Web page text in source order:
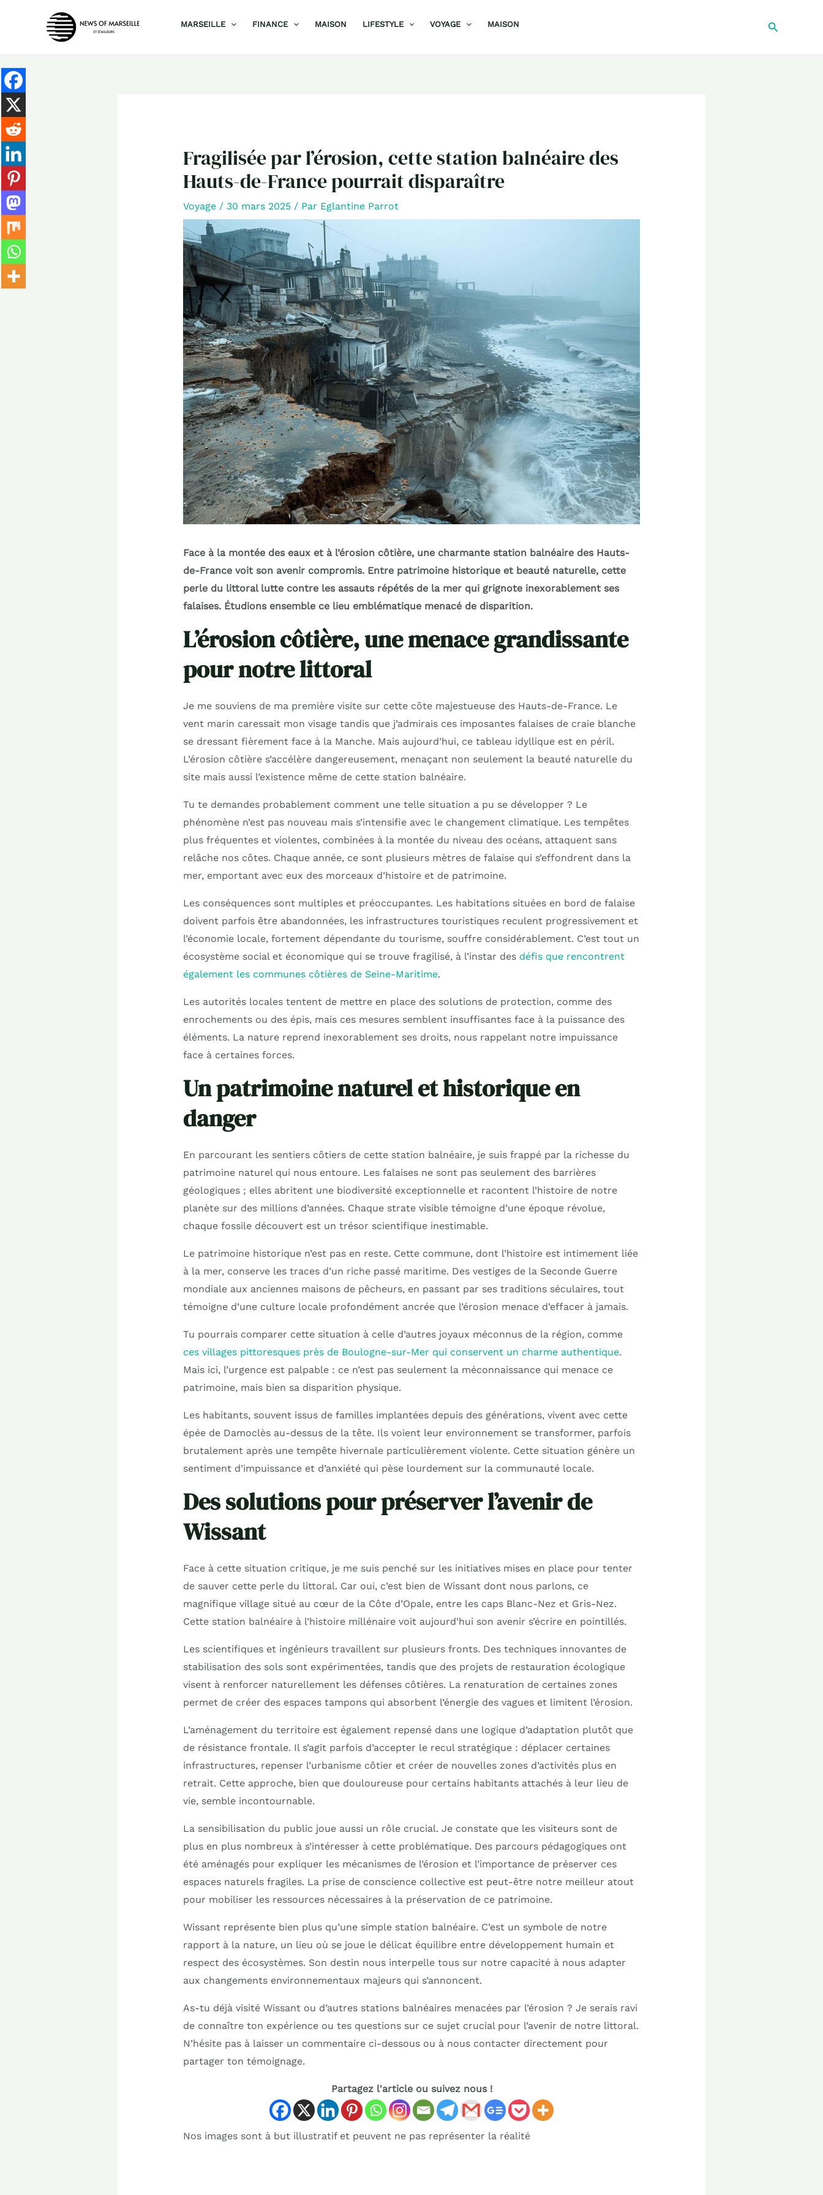
MARSEILLE FINANCE MAISON LIFESTYLE VOYAGE MAISON
Fragilisée par l’érosion, cette station balnéaire des
Hauts-de-France pourrait disparaître
Voyage/ 30 mars 2025 / Par Eglantine Parrot
Face à la montée des eaux et à l’érosion côtière, une charmante station balnéaire des Hauts-
de-France voit son avenir compromis. Entre patrimoine historique et beauté naturelle, cette
perle du littoral lutte contre les assauts répétés de la mer qui grignote inexorablement ses
falaises. Étudions ensemble ce lieu emblématique menacé de disparition.
L’érosion côtière, une menace grandissante
pour notre littoral
Je me souviens de ma première visite sur cette côte majestueuse des Hauts-de-France. Le
vent marin caressait mon visage tandis que j’admirais ces imposantes falaises de craie blanche
se dressant fièrement face à la Manche. Mais aujourd’hui, ce tableau idyllique est en péril.
L’érosion côtière s’accélère dangereusement, menaçant non seulement la beauté naturelle du
site mais aussi l’existence même de cette station balnéaire.
Tu te demandes probablement comment une telle situation a pu se développer ? Le
phénomène n’est pas nouveau mais s’intensifie avec le changement climatique. Les tempêtes
plus fréquentes et violentes, combinées à la montée du niveau des océans, attaquent sans
relâche nos côtes. Chaque année, ce sont plusieurs mètres de falaise qui s’effondrent dans la
mer, emportant avec eux des morceaux d’histoire et de patrimoine.
Les conséquences sont multiples et préoccupantes. Les habitations situées en bord de falaise
doivent parfois être abandonnées, les infrastructures touristiques reculent progressivement et
l’économie locale, fortement dépendante du tourisme, souffre considérablement. C’est tout un
écosystème social et économique qui se trouve fragilisé, à l’instar des défis que rencontrent
également les communes côtières de Seine-Maritime.
Les autorités locales tentent de mettre en place des solutions de protection, comme des
enrochements ou des épis, mais ces mesures semblent insuffisantes face à la puissance des
éléments. La nature reprend inexorablement ses droits, nous rappelant notre impuissance
face à certaines forces.
Un patrimoine naturel et historique en
danger
En parcourant les sentiers côtiers de cette station balnéaire, je suis frappé par la richesse du
patrimoine naturel qui nous entoure. Les falaises ne sont pas seulement des barrières
géologiques ; elles abritent une biodiversité exceptionnelle et racontent l’histoire de notre
planète sur des millions d’années. Chaque strate visible témoigne d’une époque révolue,
chaque fossile découvert est un trésor scientifique inestimable.
Le patrimoine historique n’est pas en reste. Cette commune, dont l’histoire est intimement liée
à la mer, conserve les traces d’un riche passé maritime. Des vestiges de la Seconde Guerre
mondiale aux anciennes maisons de pêcheurs, en passant par ses traditions séculaires, tout
témoigne d’une culture locale profondément ancrée que l’érosion menace d’effacer à jamais.
Tu pourrais comparer cette situation à celle d’autres joyaux méconnus de la région, comme
ces villages pittoresques près de Boulogne-sur-Mer qui conservent un charme authentique.
Mais ici, l’urgence est palpable : ce n’est pas seulement la méconnaissance qui menace ce
patrimoine, mais bien sa disparition physique.
Les habitants, souvent issus de familles implantées depuis des générations, vivent avec cette
épée de Damoclès au-dessus de la tête. Ils voient leur environnement se transformer, parfois
brutalement après une tempête hivernale particulièrement violente. Cette situation génère un
sentiment d’impuissance et d’anxiété qui pèse lourdement sur la communauté locale.
Des solutions pour préserver l’avenir de
Wissant
Face à cette situation critique, je me suis penché sur les initiatives mises en place pour tenter
de sauver cette perle du littoral. Car oui, c’est bien de Wissant dont nous parlons, ce
magnifique village situé au cœur de la Côte d’Opale, entre les caps Blanc-Nez et Gris-Nez.
Cette station balnéaire à l’histoire millénaire voit aujourd’hui son avenir s’écrire en pointillés.
Les scientifiques et ingénieurs travaillent sur plusieurs fronts. Des techniques innovantes de
stabilisation des sols sont expérimentées, tandis que des projets de restauration écologique
visent à renforcer naturellement les défenses côtières. La renaturation de certaines zones
permet de créer des espaces tampons qui absorbent l’énergie des vagues et limitent l’érosion.
L’aménagement du territoire est également repensé dans une logique d’adaptation plutôt que
de résistance frontale. Il s’agit parfois d’accepter le recul stratégique : déplacer certaines
infrastructures, repenser l’urbanisme côtier et créer de nouvelles zones d’activités plus en
retrait. Cette approche, bien que douloureuse pour certains habitants attachés à leur lieu de
vie, semble incontournable.
La sensibilisation du public joue aussi un rôle crucial. Je constate que les visiteurs sont de
plus en plus nombreux à s’intéresser à cette problématique. Des parcours pédagogiques ont
été aménagés pour expliquer les mécanismes de l’érosion et l’importance de préserver ces
espaces naturels fragiles. La prise de conscience collective est peut-être notre meilleur atout
pour mobiliser les ressources nécessaires à la préservation de ce patrimoine.
Wissant représente bien plus qu’une simple station balnéaire. C’est un symbole de notre
rapport à la nature, un lieu où se joue le délicat équilibre entre développement humain et
respect des écosystèmes. Son destin nous interpelle tous sur notre capacité à nous adapter
aux changements environnementaux majeurs qui s’annoncent.
As-tu déjà visité Wissant ou d’autres stations balnéaires menacées par l’érosion ? Je serais ravi
de connaître ton expérience ou tes questions sur ce sujet crucial pour l’avenir de notre littoral.
N’hésite pas à laisser un commentaire ci-dessous ou à nous contacter directement pour
partager ton témoignage.
Partagez l'article ou suivez nous !
Nos images sont à but illustratif et peuvent ne pas représenter la réalité